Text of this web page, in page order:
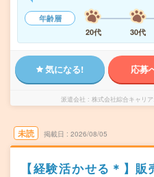
年齢層
20代
30代
気になる! 応募
派遣会社 株式会社綜合キャリ
未読 掲載日 2026/08/05
【経験活かせる＊】